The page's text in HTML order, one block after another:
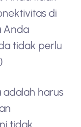
di
Anda
tidak perlu
adalah harus
tidak